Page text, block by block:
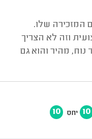
המזכירה שלו.
וזה לא הצריך
נוח, מהיר והוא גם
10 יחס 10